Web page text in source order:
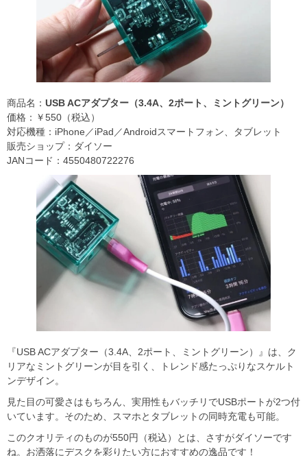
商品名： USB ACアダプター（3.4A、2ポート、ミントグリーン）
価格：￥550（税込）
対応機種：iPhone／iPad／Androidスマートフォン、タブレット
販売ショップ：ダイソー
JANコード：4550480722276
『USB ACアダプター（3.4A、2ポート、ミントグリーン）』は、ク
リアなミントグリーンが目を引く、トレンド感たっぷりなスケルト
ンデザイン。
見た目の可愛さはもちろん、実用性もバッチリでUSBポートが2つ付
いています。そのため、スマホとタブレットの同時充電も可能。
このクオリティのものが550円（税込）とは、さすがダイソーです
ね。お洒落にデスクを彩りたい方におすすめの逸品です！